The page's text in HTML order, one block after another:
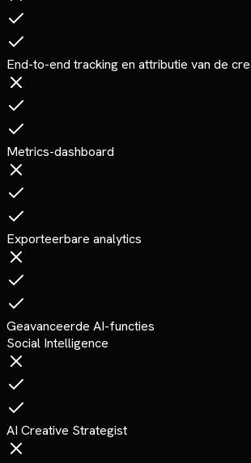
End-to-end tracking en attributie van de
Metrics-dashboard
Exporteerbare analytics
Geavanceerde AI-functies
Social Intelligence
AI Creative Strategist